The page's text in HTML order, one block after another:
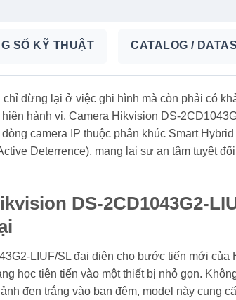
SỐ KỸ THUẬT CATALOG /
dừng lại ở việc ghi hình mà còn phải có
hành vi. Camera Hikvision DS-
camera IP thuộc phân khúc Smart
Deterrence), mang lại sự an tâm tuyệt
DS-2CD1043G2-
LIUF/SL đại diện cho bước tiến mới của
học tiên tiến vào một thiết bị nhỏ gọn.
đen trắng vào ban đêm, model này cung